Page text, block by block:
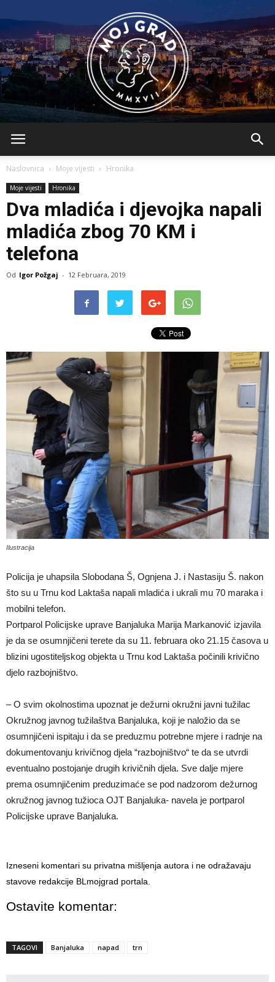
Naslovnica Moje vijesti Hronika
Moje vijesti Hronika
Dva mladića i djevojka napali
mladića zbog 70 KM i
telefona
Od Igor Požgaj - 12 Februara, 2019
Ilustracija
Policija je uhapsila Slobodana Š, Ognjena J. i Nastasiju Š. nakon
što su u Trnu kod Laktaša napali mladića i ukrali mu 70 maraka i
mobilni telefon.
Portparol Policijske uprave Banjaluka Marija Markanović izjavila
je da se osumnjičeni terete da su 11. februara oko 21.15 časova u
blizini ugostiteljskog objekta u Trnu kod Laktaša počinili krivično
djelo razbojništvo.
– O svim okolnostima upoznat je dežurni okružni javni tužilac
Okružnog javnog tužilaštva Banjaluka, koji je naložio da se
osumnjičeni ispitaju i da se preduzmu potrebne mjere i radnje na
dokumentovanju krivičnog djela “razbojništvo“ te da se utvrdi
eventualno postojanje drugih krivičnih djela. Sve dalje mjere
prema osumnjičenim preduzimaće se pod nadzorom dežurnog
okružnog javnog tužioca OJT Banjaluka- navela je portparol
Policijske uprave Banjaluka.
Izneseni komentari su privatna mišljenja autora i ne odražavaju
stavove redakcije BLmojgrad portala.
Ostavite komentar:
TAGOVI Banjaluka napad trn